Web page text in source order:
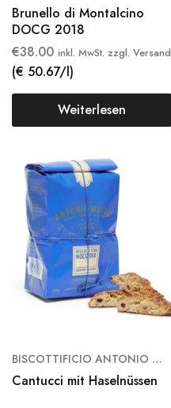
Brunello di Montalcino
DOCG 2018
€38.00 inkl. MwSt. zzgl. Versand
(€ 50.67/l)
Weiterlesen
BISCOTTIFICIO ANTONIO MATTEI
Cantucci mit Haselnüssen